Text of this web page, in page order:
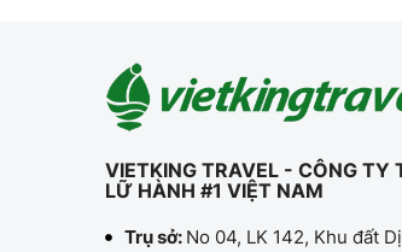
VIETKING TRAVEL - CÔNG TY
LỮ HÀNH #1 VIỆT NAM
Trụ sở: No 04, LK 142, Khu đất